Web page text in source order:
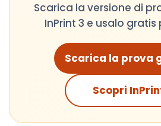
Scarica la versione di
InPrint 3 e usalo gratis
Scarica la prova
Scopri